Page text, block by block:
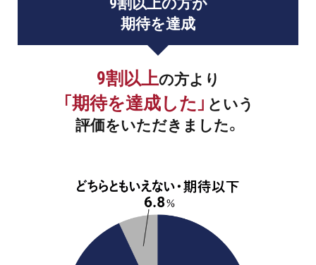
期待を達成
9割以上の方より
「期待を達成した」 という
評価をいただきました。